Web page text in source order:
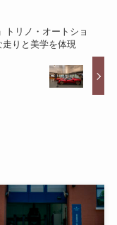
トリノ・オートショ
りと美学を体現